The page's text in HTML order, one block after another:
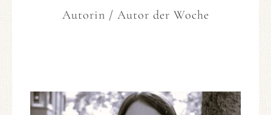
Autorin / Autor der Woche